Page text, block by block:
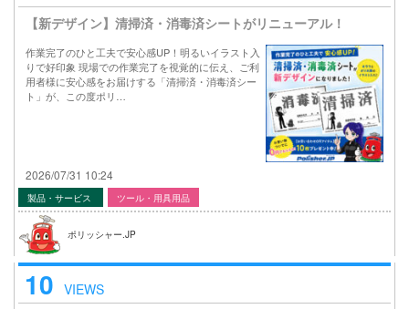
【新デザイン】清掃済・消毒済シートがリニューアル！
作業完了のひと工夫で安心感UP！明るいイラスト入
りで好印象 現場での作業完了を視覚的に伝え、ご利
用者様に安心感をお届けする「清掃済・消毒済シー
ト」が、この度ポリ…
2026/07/31 10:24
製品・サービス ツール・用具用品
ポリッシャー.JP
10 VIEWS